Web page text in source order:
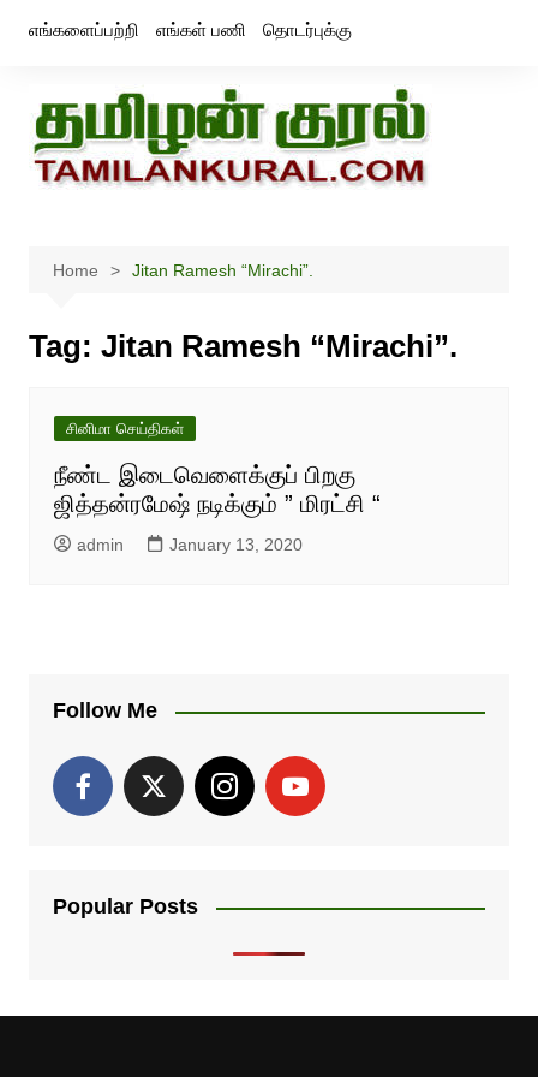
எங்களைப்பற்றி எங்கள் பணி தொடர்புக்கு
Home Jitan Ramesh “Mirachi”.
Tag: Jitan Ramesh “Mirachi”.
சினிமா செய்திகள்
நீண்ட இடைவெளைக்குப் பிறகு
ஜித்தன்ரமேஷ் நடிக்கும் ” மிரட்சி “
admin January 13, 2020
Follow Me
Popular Posts